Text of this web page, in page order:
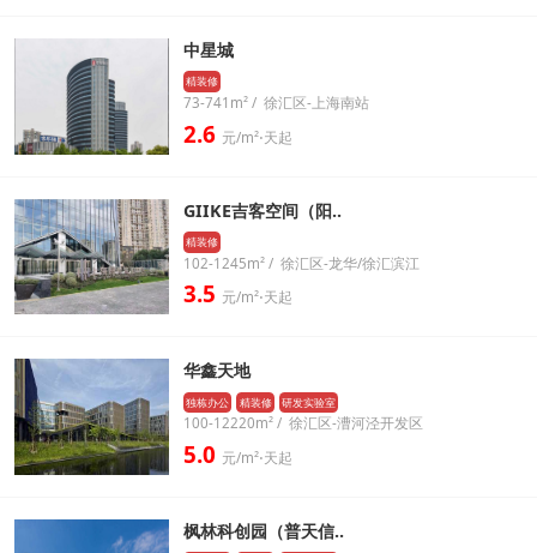
中星城
精装修
73-741m² / 徐汇区-上海南站
2.6 元/m²⋅天起
GIIKE吉客空间（阳..
精装修
102-1245m² / 徐汇区-龙华/徐汇滨江
3.5 元/m²⋅天起
华鑫天地
独栋办公 精装修 研发实验室
100-12220m² / 徐汇区-漕河泾开发区
5.0 元/m²⋅天起
枫林科创园（普天信..